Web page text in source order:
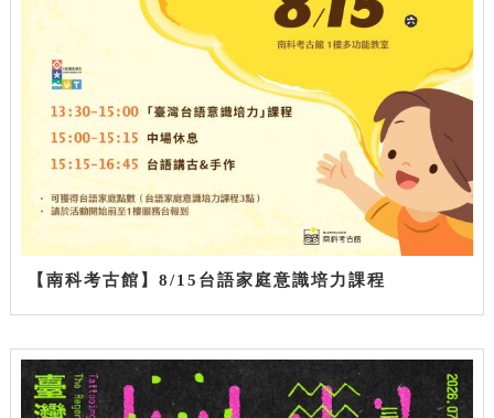
【南科考古館】8/15台語家庭意識培力課程